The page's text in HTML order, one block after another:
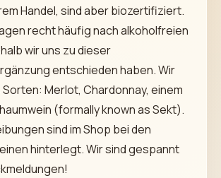
Handel, sind aber biozertifiziert.
recht häufig nach alkoholfreien
wir uns zu dieser
entschieden haben. Wir
Merlot, Chardonnay, einem
(formally known as Sekt).
sind im Shop bei den
hinterlegt. Wir sind gespannt